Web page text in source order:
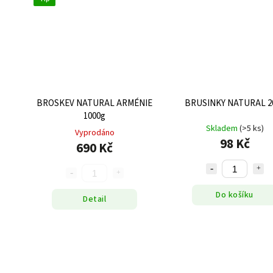
BROSKEV NATURAL ARMÉNIE
1000g
Vyprodáno
690 Kč
Detail
BRUSINKY NATURAL
Skladem (>5 ks)
98 Kč
Do košíku